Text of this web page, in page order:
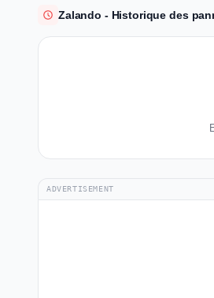
Zalando - Historique des
ADVERTISEMENT